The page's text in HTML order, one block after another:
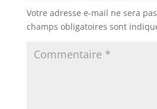
Votre adresse e-mail ne sera
champs obligatoires sont